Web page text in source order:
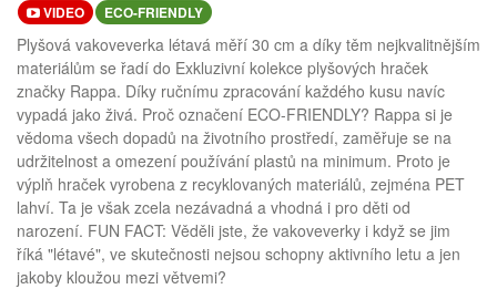
VIDEO ECO-FRIENDLY
Plyšová vakoveverka létavá měří 30 cm a díky těm nejkvalitnějším
materiálům se řadí do Exkluzivní kolekce plyšových hraček
značky Rappa. Díky ručnímu zpracování každého kusu navíc
vypadá jako živá. Proč označení ECO-FRIENDLY? Rappa si je
vědoma všech dopadů na životního prostředí, zaměřuje se na
udržitelnost a omezení používání plastů na minimum. Proto je
výplň hraček vyrobena z recyklovaných materiálů, zejména PET
lahví. Ta je však zcela nezávadná a vhodná i pro děti od
narození. FUN FACT: Věděli jste, že vakoveverky i když se jim
říká "létavé", ve skutečnosti nejsou schopny aktivního letu a jen
jakoby kloužou mezi větvemi?